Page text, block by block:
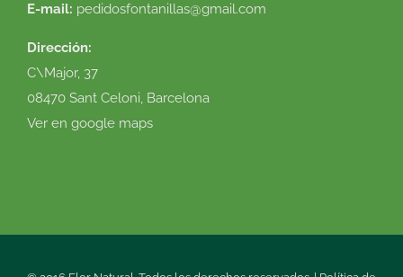
E-mail: pedidosfontanillas@gmail.com
Dirección:
C\Major, 37
08470 Sant Celoni, Barcelona
Ver en google maps